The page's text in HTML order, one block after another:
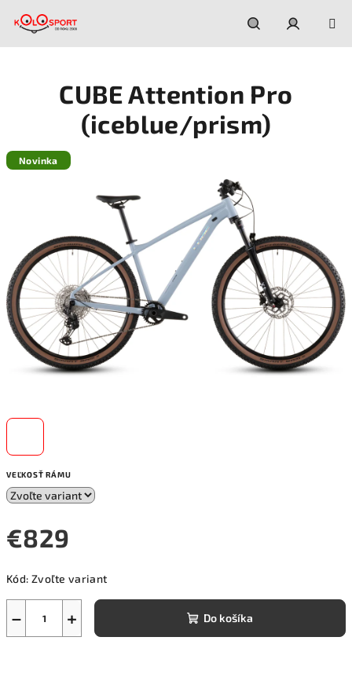
Hľadať
VEĽKOSŤ RÁMU
€829
cena:
Kód: Zvoľte variant
+
− Do košíka
CUBE Attention Pro
(iceblue/prism)
Novinka